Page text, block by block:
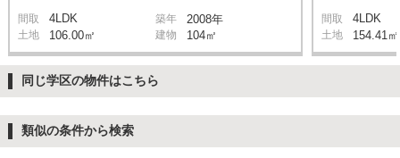
間取 4LDK 築年 2008年
土地 106.00㎡ 建物 104㎡
間取 4LDK
土地 154.41㎡
同じ学区の物件はこちら
類似の条件から検索